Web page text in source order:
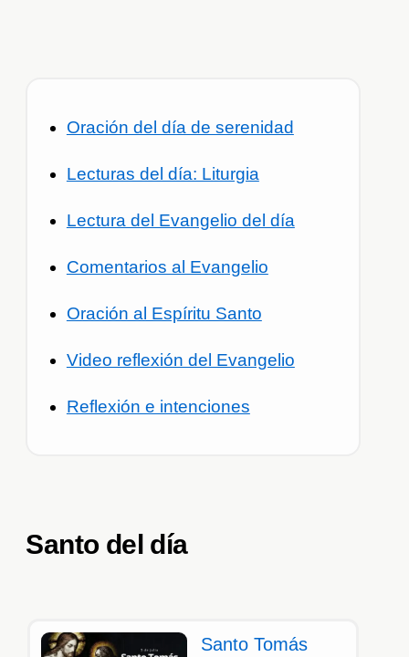
Oración del día de serenidad
Lecturas del día: Liturgia
Lectura del Evangelio del día
Comentarios al Evangelio
Oración al Espíritu Santo
Video reflexión del Evangelio
Reflexión e intenciones
Santo del día
Santo Tomás